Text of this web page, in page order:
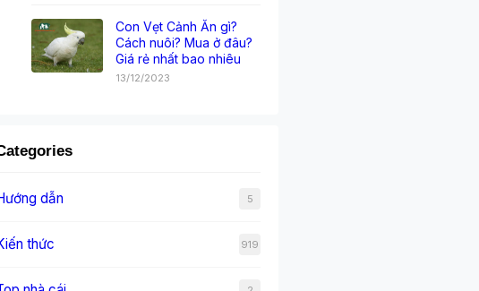
Con Vẹt Cảnh Ăn gì?
Cách nuôi? Mua ở đâu?
Giá rẻ nhất bao nhiêu
13/12/2023
dẫn 5
thức 919